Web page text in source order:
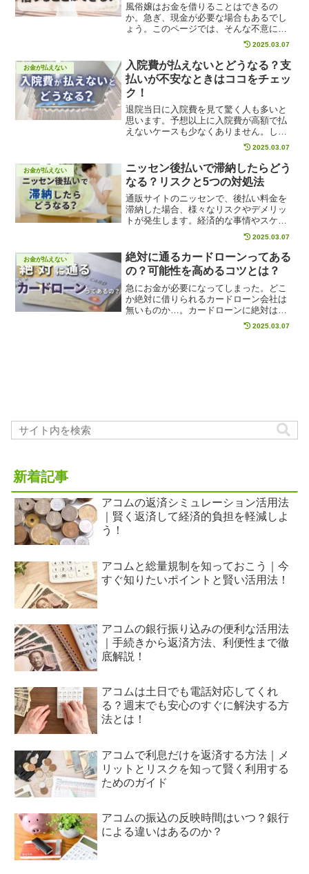
風俗嬢はお金を借りることはできるの
か。急ぎ、現金が必要な場合もあるでし
ょう。このページでは、そんな不意に現
金が必要になった場合に風俗嬢でも借り
入れが可能なのか、借りる際の注意ポイ
ントや風俗嬢が借り入れしやすいサービ
ス等についてまとめて解説します。安心
して借りられるサービスを見つけるため
の参考にしてください。
2025.03.07
お金が払えない
入院費が払えないとどうなる？支
払いが不安なときはココをチェッ
ク！
退院当日に入院費を見て驚く人も多いと
思います。予想以上に入院費が高額で払
えないケースも少なくありません。しか
し、入院費を未払いのままでは絶対にい
けません。入院費を支払わないままだと
どうなってしまうのか、入院費支払いが
困難な場合はどんな対策・工夫があるの
か、確認していきましょう。
2025.03.07
お金が払えない
ニッセン後払いで滞納したらどう
なる？リスクと5つの対処法
通販サイトのニッセンで、後払い料金を
滞納した場合、様々なリスクやデメリッ
トが発生します。経済的な事情やスケジ
ュールなど様々な問題で、ニッセンの後
払い料金を滞納してしまう人もいるので
はないでしょうか。ニッセンで後払い料
金を滞納した場合の、リスクや対処法を
具体的にご紹介します。
2025.03.07
お金が払えない
絶対に通るカードローンってある
の？可能性を高めるコツとは？
急にお金が必要になってしまった。どこ
か絶対に借りられるカードローン会社は
無いものか…。カードローンに絶対はな
いのですが…。ただ、借りられる可能性
が高いカードローン会社の選び方や審査
2025.03.07
新着記事
アコムの返済シミュレーション活用法
｜賢く返済して経済的負担を軽減しよ
う！
アコムと総量規制を知っておこう｜今
すぐ知りたいポイントと賢い活用法！
アコムの銀行振り込みの便利な活用法
｜手続きから返済方法、利便性まで徹
底解説！
アコムは土日でも電話対応してくれ
る？週末でも安心のすぐに解決する方
法とは！
アコムで利息だけを返済する方法｜メ
リットとリスクを知って賢く利用する
ためのガイド
アコムの振込の反映時間はいつ？銀行
による違いはあるのか？